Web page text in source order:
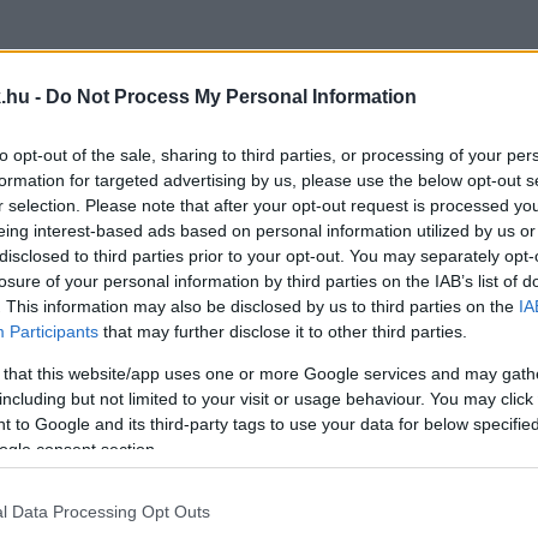
- Do Not Process My Personal Information
opt-out of the sale, sharing to third parties, or processing of your
for targeted advertising by us, please use the below opt-out
selection. Please note that after your opt-out request is processed
interest-based ads based on personal information utilized by us
to third parties prior to your opt-out. You may separately
of your personal information by third parties on the IAB’s list of
This information may also be disclosed by us to third parties on the
Participants that may further disclose it to other third parties.
that this website/app uses one or more Google services and may
but not limited to your visit or usage behaviour. You may
to Google and its third-party tags to use your data for below
consent section.
Data Processing Opt Outs
jelentette ki.
SZERINT 2026-BAN VÉGRE
SEMMI ILYESMIRŐL NEM TUD
AKI A HVSE-BŐL JÁTÉKOSOKAT LOPKOD KI,
A VAS MEGYEIEKNEK ÁRT.”
ban.